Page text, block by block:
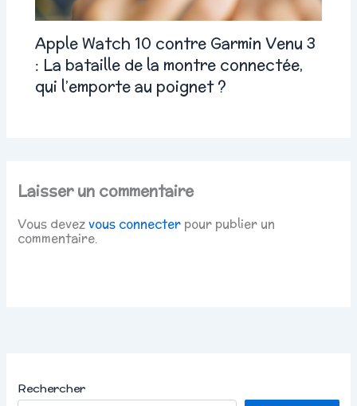
Apple Watch 10 contre Garmin Venu 3
: La bataille de la montre connectée,
qui l’emporte au poignet ?
Laisser un commentaire
Vous devezvous connecter pour publier un
commentaire.
Rechercher